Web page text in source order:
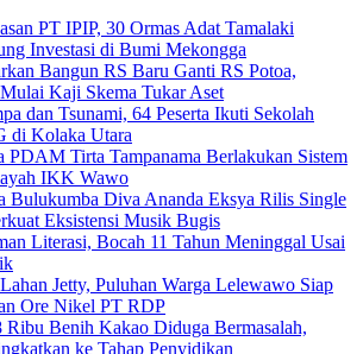
PT IPIP, 30 Ormas Adat Tamalaki
Investasi di Bumi Mekongga
Bangun RS Baru Ganti RS Potoa,
Kaji Skema Tukar Aset
dan Tsunami, 64 Peserta Ikuti Sekolah
di Kolaka Utara
PDAM Tirta Tampanama Berlakukan Sistem
IKK Wawo
Bulukumba Diva Ananda Eksya Rilis Single
Eksistensi Musik Bugis
Literasi, Bocah 11 Tahun Meninggal Usai
Jetty, Puluhan Warga Lelewawo Siap
Ore Nikel PT RDP
Ribu Benih Kakao Diduga Bermasalah,
ke Tahap Penyidikan